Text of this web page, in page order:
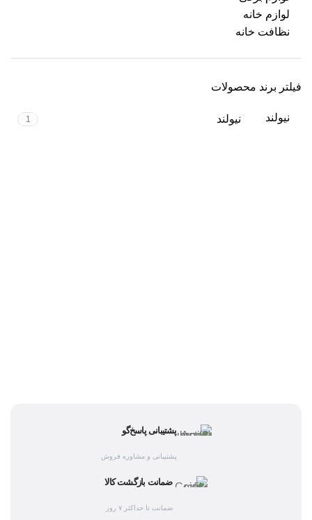
لوازم خانه
نظافت خانه
فیلتر برند محصولات
نیولند نیولند 1
ضمانت بازگشت کالا
ضمانت تا حداکثر ۷ روز
پشتیبانی پاسخ‌گو
پشتیبانی و مشاوره فروش